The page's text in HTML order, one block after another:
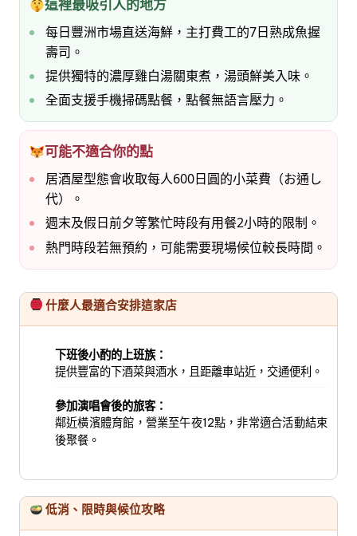
這裡最吸引人的地方
每日豐洲市場直送海鮮，主打費工的7日熟成魚握
壽司。
提供獨特的濃厚雞白湯關東煮，湯頭鮮美入味。
全面支援手機掃碼點餐，點餐無語言壓力。
可能不適合你的點
居酒屋型態會收取每人600日圓的小菜費（お通し
代）。
週末及假日前夕等繁忙時段有用餐2小時的限制。
熱門時段若無預約，可能需要現場候位較長時間。
什麼人最適合安排這家店
下班後小酌的上班族：
提供豐富的下酒菜與酒水，且距離車站近，交通便利。
參加演唱會後的旅客：
鄰近橫濱體育館，營業至午夜12點，非常適合活動結束
後聚餐。
低消、限時與候位攻略